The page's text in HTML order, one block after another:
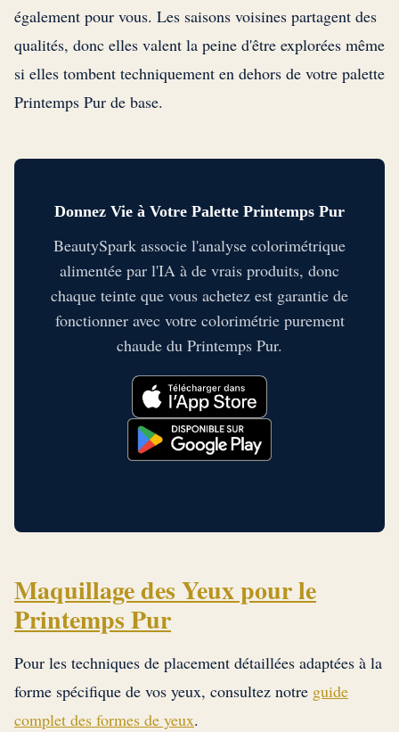
également pour vous. Les saisons voisines partagent des
qualités, donc elles valent la peine d'être explorées même
si elles tombent techniquement en dehors de votre palette
Printemps Pur de base.
Donnez Vie à Votre Palette Printemps Pur
BeautySpark associe l'analyse colorimétrique
alimentée par l'IA à de vrais produits, donc
chaque teinte que vous achetez est garantie de
fonctionner avec votre colorimétrie purement
chaude du Printemps Pur.
Maquillage des Yeux pour le
Printemps Pur
Pour les techniques de placement détaillées adaptées à la
forme spécifique de vos yeux, consultez notre guide
complet des formes de yeux.